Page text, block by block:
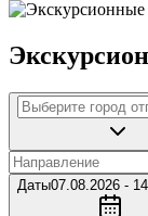
Даты07.08.2026 -